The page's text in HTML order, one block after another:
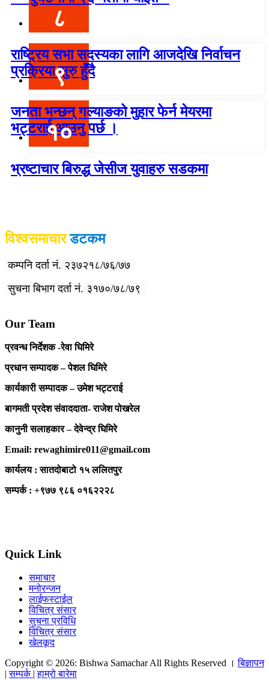
८
राष्ट्रिय सभा सदस्यका लागि आजदेखि निर्वाचन
प्रक्रिया सुरु हुँदै
९
जनता भन्छन् गल्याङको मुहार फेर्न मेयरमा
भट्टराई आउनु पर्छ ।
१०
भ्रष्टाचार बिरुद्ध जेसीज युवाहरु सडकमा
विश्वसमाचारडटकम
कम्पनि दर्ता नं. २३७२१८/७६/७७
सुचना बिभाग दर्ता नं. ३१७०/७८/७९
Our Team
प्रवन्ध निर्देशक -रेवा घिमिरे
प्रधान सम्पादक – पेशल घिमिरे
कार्यकारी सम्पादक – उमेश भट्टराई
बागमती प्रदेश संवाददाता- राजेश पोखरेल
कानुनी सलाहकार – देवेन्द्र घिमिरे
Email: rewaghimire011@gmail.com
कार्यलय : सातदोबाटो १५ ललितपुर
सम्पर्क : +९७७ ९८६ ०१६२२२८
Quick Link
समाचार
मनोरन्जन
लाईफस्टाईल
विचित्र संसार
सुचना प्रविधि
विचित्र संसार
खेलकूद
Copyright © 2026: Bishwa Samachar All Rights Reserved ।बिज्ञापन
|सम्पर्क |हाम्रो बारेमा